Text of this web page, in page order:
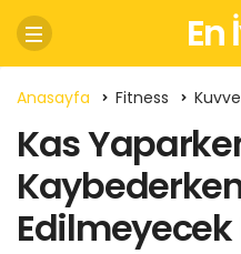
En
Anasayfa Fitness
Kas